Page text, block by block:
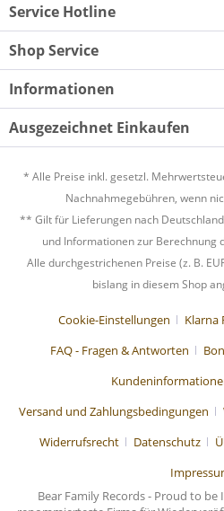
Service Hotline
Shop Service
Informationen
Ausgezeichnet Einkaufen
* Alle Preise inkl. gesetzl.
Nachnahmegebühren, wenn
** Gilt für Lieferungen nach
und Informationen zur Berechnung
Alle durchgestrichenen Preise (z. B.
bislang in diesem Shop
Cookie-Einstellungen Klarna
FAQ - Fragen & Antworten
Versand und Zahlungsbedingungen
Widerrufsrecht
Datenschutz
Bear Family Records - Proud to